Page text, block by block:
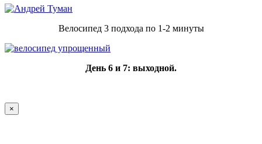
Велосипед 3 подхода по 1-2 минуты
День 6 и 7: выходной.
×